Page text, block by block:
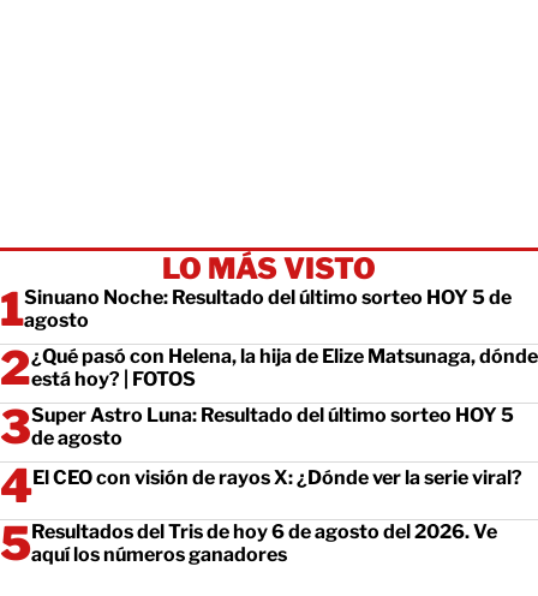
LO MÁS VISTO
Sinuano Noche: Resultado del último sorteo HOY 5 de
agosto
¿Qué pasó con Helena, la hija de Elize Matsunaga, dónde
está hoy? | FOTOS
Super Astro Luna: Resultado del último sorteo HOY 5
de agosto
El CEO con visión de rayos X: ¿Dónde ver la serie viral?
Resultados del Tris de hoy 6 de agosto del 2026. Ve
aquí los números ganadores